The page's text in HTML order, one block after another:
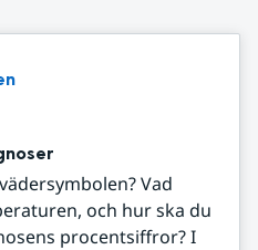
Vad
och hur ska du
procentsiffror? I